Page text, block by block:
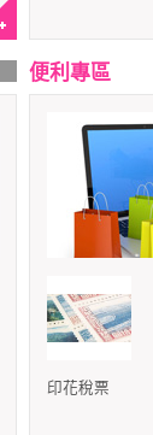
便利專區
印花稅票